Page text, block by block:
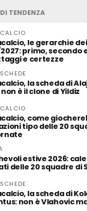
DI TENDENZA
le gerarchie
primo, secondo
e certezze
la scheda di
è il clone di Yildiz
come
tipo delle 20
estive 2026:
delle 20 squadre di
la scheda di
non è Vlahovic